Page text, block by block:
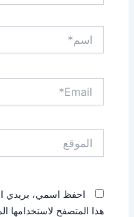
احفظ اسمي، بريدي
هذا المتصفح لاستخدامها